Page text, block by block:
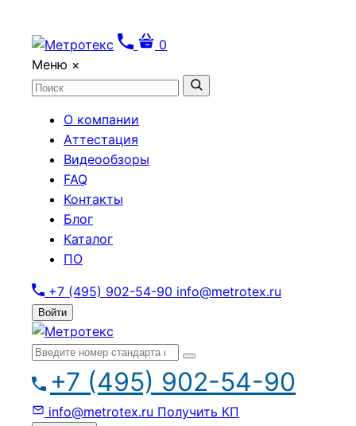
0
Меню ×
О компании
Аттестация
Видеообзоры
FAQ
Контакты
Блог
Каталог
ПО
+7 (495) 902-54-90 info@metrotex.ru
Войти
+7 (495) 902-54-90
info@metrotex.ru Получить КП